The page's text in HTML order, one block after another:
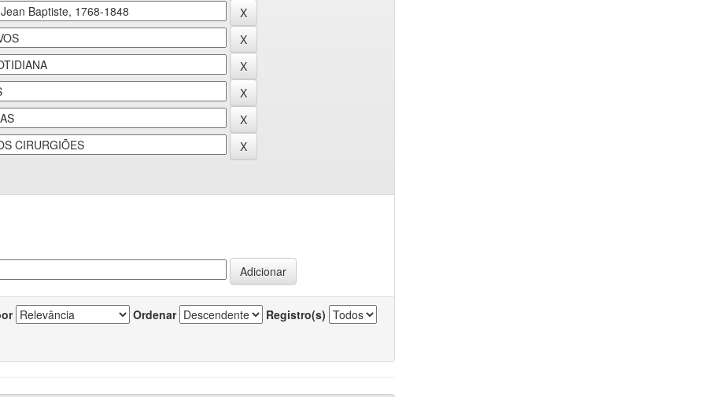
Ordenar Registro(s)